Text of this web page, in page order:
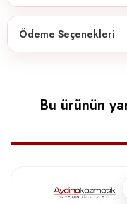
Ödeme Seçenekleri
Bu ürünün